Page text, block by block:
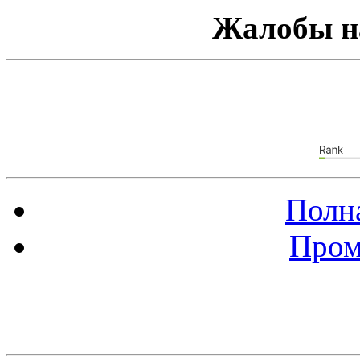
Жалобы